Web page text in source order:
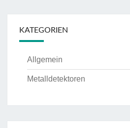
KATEGORIEN
Allgemein
Metalldetektoren